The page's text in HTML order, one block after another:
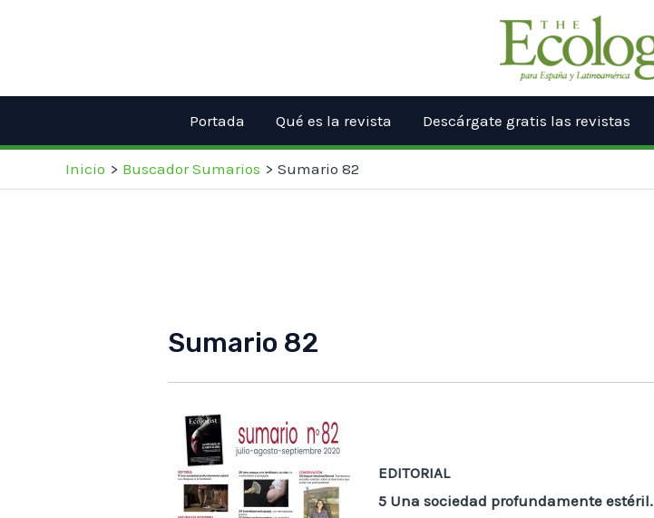
Portada Qué es la revista Descárgate gratis las revistas
Inicio Buscador Sumarios Sumario 82
Sumario 82
EDITORIAL
5 Una sociedad profundamente estéril.